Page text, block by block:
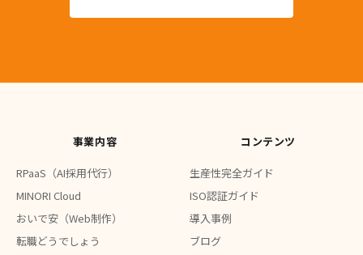
事業内容
RPaaS（AI採用代行）
MINORI Cloud
おいで安（Web制作）
転職どうでしょう
コンテンツ
生産性完全ガイド
ISO認証ガイド
導入事例
ブログ